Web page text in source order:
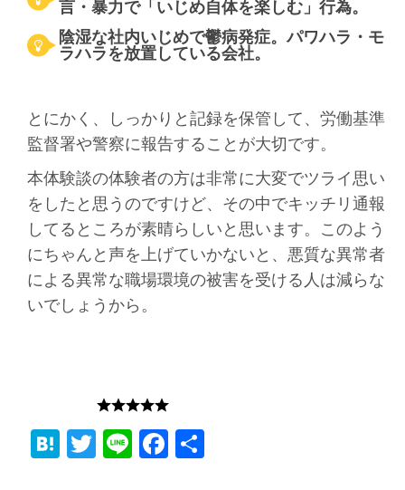
言・暴力で「いじめ自体を楽しむ」行為。
陰湿な社内いじめで鬱病発症。パワハラ・モ
ラハラを放置している会社。
とにかく、しっかりと記録を保管して、労働基準
監督署や警察に報告することが大切です。
本体験談の体験者の方は非常に大変でツライ思い
をしたと思うのですけど、その中でキッチリ通報
してるところが素晴らしいと思います。このよう
にちゃんと声を上げていかないと、悪質な異常者
による異常な職場環境の被害を受ける人は減らな
いでしょうから。
Hatena
Twitter
LineFacebook